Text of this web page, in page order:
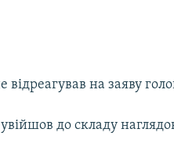
відреагував на заяву
до складу